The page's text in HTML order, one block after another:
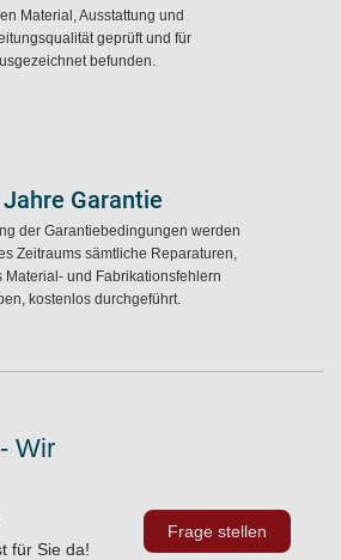
Material, Ausstattung und
geprüft und für
befunden.
Jahre Garantie
der Garantiebedingungen werden
Zeitraums sämtliche Reparaturen,
Material- und Fabrikationsfehlern
kostenlos durchgeführt.
Wir
für Sie da!
Frage stellen